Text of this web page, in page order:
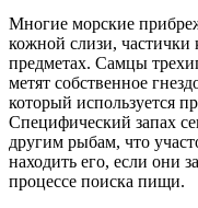
Многие морские
кожной слизи, частички
предметах. Самцы
метят собственное
который используется
Специфический запах
другим рыбам, что
находить его, если они
процессе поиска пищи.